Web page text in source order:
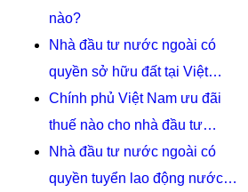
nào?
Nhà đầu tư nước ngoài có
quyền sở hữu đất tại Việt…
Chính phủ Việt Nam ưu đãi
thuế nào cho nhà đầu tư…
Nhà đầu tư nước ngoài có
quyền tuyển lao động nước…